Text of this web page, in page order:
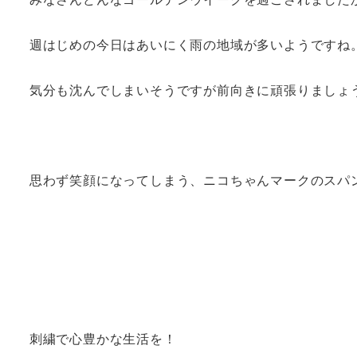
週はじめの今日はあいにく雨の地域が多いようですね。
気分も沈んでしまいそうですが前向きに頑張りましょ
思わず笑顔になってしまう、ニコちゃんマークのスパ
刺繍で心豊かな生活を！